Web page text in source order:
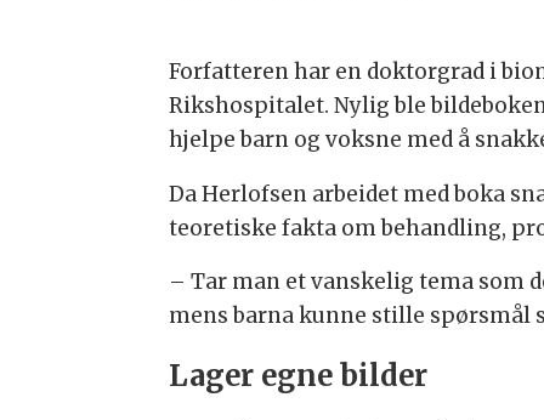
Forfatteren har en doktorgrad i
Rikshospitalet. Nylig ble
hjelpe barn og voksne med å
Da Herlofsen arbeidet med boka
teoretiske fakta om behandling,
– Tar man et vanskelig tema som
mens barna kunne stille spørsmål
Lager egne bilder